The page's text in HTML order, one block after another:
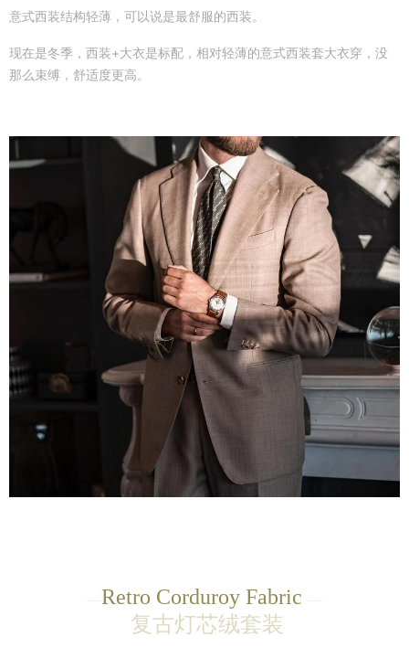
意式西装结构轻薄，可以说是最舒服的西装。
现在是冬季，西装+大衣是标配，相对轻薄的意式西装套大衣穿，没
那么束缚，舒适度更高。
—Retro Corduroy Fabric —
复古灯芯绒套装